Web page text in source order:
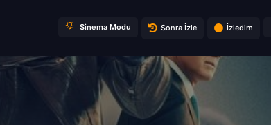
Sinema Modu Sonra İzle İzledim